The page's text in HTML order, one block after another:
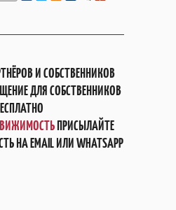
И СОБСТВЕННИКОВ
ДЛЯ СОБСТВЕННИКОВ
ПРИСЫЛАЙТЕ
НА EMAIL ИЛИ WHATSAPP